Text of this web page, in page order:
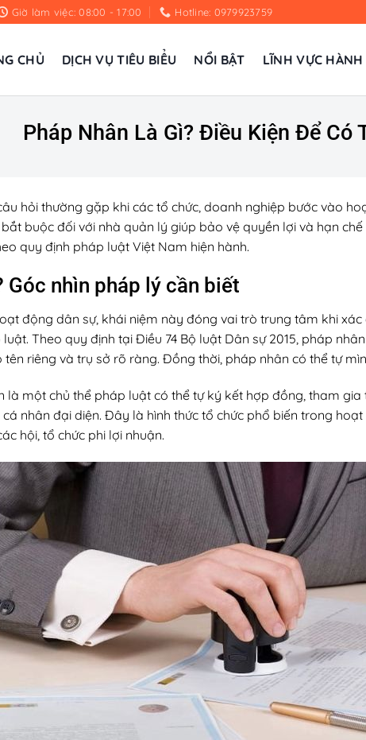
Giờ làm việc: 08:00 - 17:00 Hotline: 0979923759
CHỦ DỊCH VỤ TIÊU BIỂU NỔI BẬT LĨNH VỰC HÀNH
Pháp Nhân Là Gì? Điều Kiện Để Có
hỏi thường gặp khi các tổ chức, doanh nghiệp bước vào
buộc đối với nhà quản lý giúp bảo vệ quyền lợi và hạn
quy định pháp luật Việt Nam hiện hành.
Góc nhìn pháp lý cần biết
động dân sự, khái niệm này đóng vai trò trung tâm khi
Theo quy định tại Điều 74 Bộ luật Dân sự 2015, pháp
riêng và trụ sở rõ ràng. Đồng thời, pháp nhân có thể tự
là một chủ thể pháp luật có thể tự ký kết hợp đồng, tham
nhân đại diện. Đây là hình thức tổ chức phổ biến trong
hội, tổ chức phi lợi nhuận.